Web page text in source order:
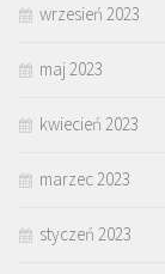
wrzesień 2023
maj 2023
kwiecień 2023
marzec 2023
styczeń 2023